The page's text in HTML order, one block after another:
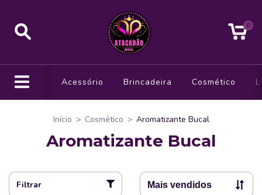
0
Acessório Brincadeira Cosmético
Início > Cosmético > Aromatizante Bucal
Aromatizante Bucal
Filtrar